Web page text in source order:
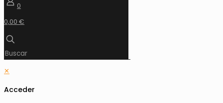
0
0,00 €
✕
Acceder